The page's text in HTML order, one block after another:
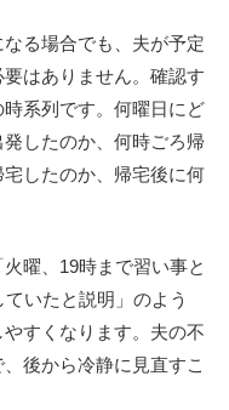
る場合でも、夫が予定
はありません。確認す
系列です。何曜日にど
したのか、何時ごろ帰
したのか、帰宅後に何
曜、19時まで習い事と
いたと説明」のよう
すくなります。夫の不
後から冷静に見直すこ